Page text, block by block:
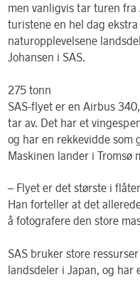
men vanligvis tar turen
turistene en hel dag
naturopplevelsene
Johansen i SAS.
275 tonn
SAS-flyet er en Airbus
tar av. Det har et
og har en rekkevidde
Maskinen lander i Tromsø
– Flyet er det største i
Han forteller at det
å fotografere den store
SAS bruker store
landsdeler i Japan, og har